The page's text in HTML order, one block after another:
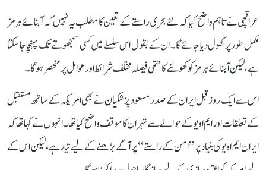
عراقچی نے تاہم واضح کیا کہ نئے بحری راستے کے تعین کا مطلب یہ نہیں کہ آبنائے ہرمز
مکمل طور پر کھول دیا جائے گا۔ ان کے بقول اس سلسلے میں کسی سمجھوتے تک پہنچا جا سکتا
ہے، لیکن آبنائے ہرمز کو کھولنے کا حتمی فیصلہ مختلف شرائط اور عوامل پر منحصر ہوگا۔
اس سے ایک روز قبل ایران کے صدر مسعود پزشکیان نے بھی امریکہ کے ساتھ مستقبل
کے تعلقات اور ایم او یو کے حوالے سے تہران کا موقف واضح کیا تھا۔ انہوں نے کہا تھا کہ
ایران ایم او یو کی بنیاد پر ’’امن کے راستے‘‘ پر آگے بڑھنے کے لیے تیار ہے، لیکن اس کے